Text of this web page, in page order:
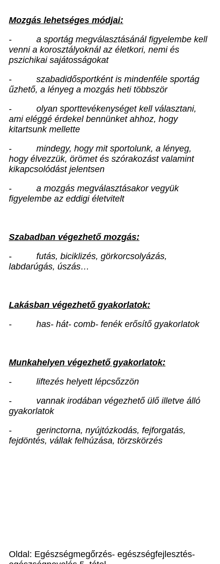
Mozgás lehetséges módjai:
-
a sportág megválasztásánál figyelembe kell
venni a korosztályoknál az életkori, nemi és
pszichikai sajátosságokat
-
szabadidősportként is mindenféle sportág
űzhető, a lényeg a mozgás heti többször
-
olyan sporttevékenységet kell választani,
ami eléggé érdekel bennünket ahhoz, hogy
kitartsunk mellette
-
mindegy, hogy mit sportolunk, a lényeg,
hogy élvezzük, örömet és szórakozást valamint
kikapcsolódást jelentsen
-
a mozgás megválasztásakor vegyük
figyelembe az eddigi életvitelt
Szabadban végezhető mozgás:
-
futás, biciklizés, görkorcsolyázás,
labdarúgás, úszás…
Lakásban végezhető gyakorlatok:
-
has- hát- comb- fenék erősítő gyakorlatok
Munkahelyen végezhető gyakorlatok:
-
liftezés helyett lépcsőzzön
-
vannak irodában végezhető ülő illetve álló
gyakorlatok
-
gerinctorna, nyújtózkodás, fejforgatás,
fejdöntés, vállak felhúzása, törzskörzés
Oldal: Egészségmegőrzés- egészségfejlesztés-